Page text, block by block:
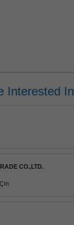
Interested In
CO.,LTD.